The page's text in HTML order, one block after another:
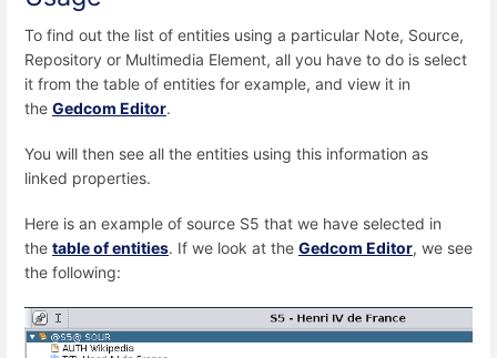
To find out the list of entities using a particular Note, Source,
Repository or Multimedia Element, all you have to do is select
it from the table of entities for example, and view it in
the Gedcom Editor.
You will then see all the entities using this information as
linked properties.
Here is an example of source S5 that we have selected in
the table of entities. If we look at the Gedcom Editor, we see
the following: